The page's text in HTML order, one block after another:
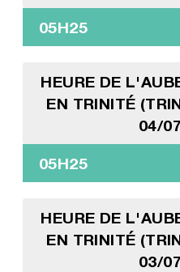
05H25
HEURE DE
EN TRINITÉ
04/
05H25
HEURE DE
EN TRINITÉ
03/